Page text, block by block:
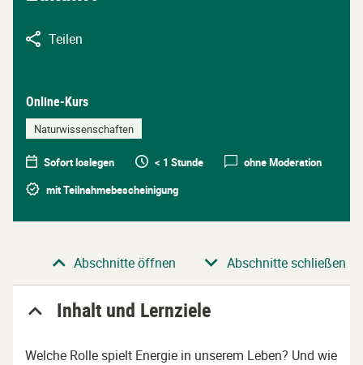
Teilen
Online-Kurs
Naturwissenschaften
Sofort loslegen < 1 Stunde
ohne Moderation
mit Teilnahmebescheinigung
AbschnittAbschnitte öffnen Abschnitte schließen
Inhalt und Lernziele
Welche Rolle spielt Energie in unserem Leben? Und wie